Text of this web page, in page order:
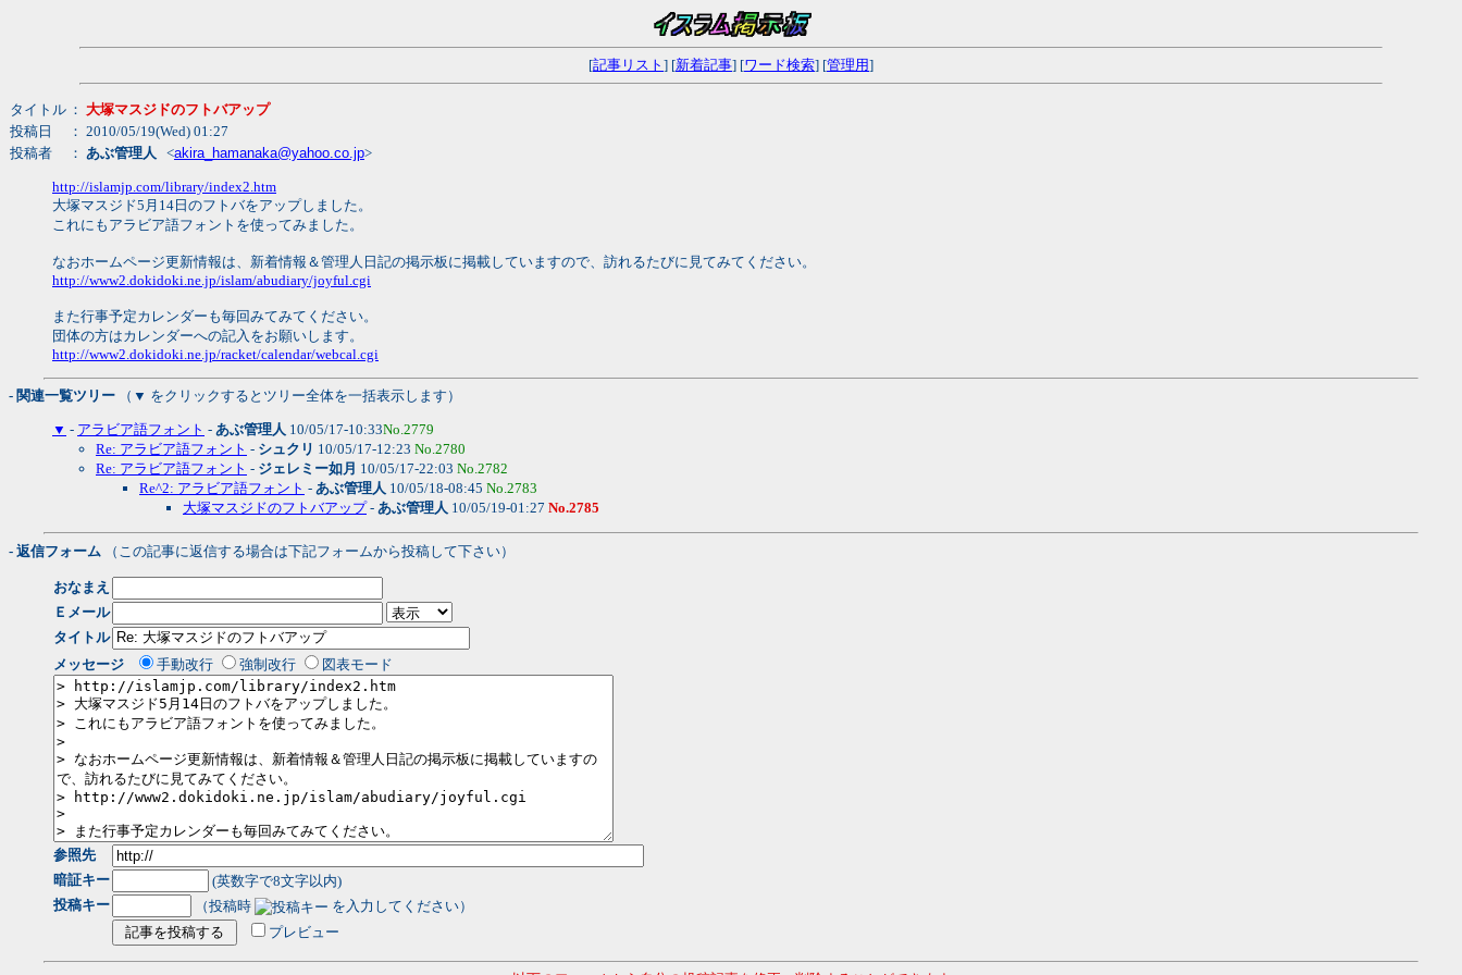
[記事リスト ] [新着記事] [ワード検索] [管理用]
タイトル ： 大塚マスジドのフトバアップ
投稿日
： 2010/05/19(Wed) 01:27
投稿者
： あぶ管理人 <akira_hamanaka@yahoo.co.jp>
http://islamjp.com/library/index2.htm
大塚マスジド5月14日のフトバをアップしました。
これにもアラビア語フォントを使ってみました。
なおホームページ更新情報は、新着情報＆管理人日記の掲示板に掲載していますので、訪れるたびに見てみてください。
http://www2.dokidoki.ne.jp/islam/abudiary/joyful.cgi
また行事予定カレンダーも毎回みてみてください。
団体の方はカレンダーへの記入をお願いします。
http://www2.dokidoki.ne.jp/racket/calendar/webcal.cgi
- 関連一覧ツリー （▼ をクリックするとツリー全体を一括表示します）
▼ - アラビア語フォント - あぶ管理人 10/05/17-10:33No.2779
Re: アラビア語フォント - シュクリ 10/05/17-12:23 No.2780
Re: アラビア語フォント - ジェレミー如月 10/05/17-22:03 No.2782
Re^2: アラビア語フォント - あぶ管理人 10/05/18-08:45 No.2783
大塚マスジドのフトバアップ- あぶ管理人 10/05/19-01:27 No.2785
- 返信フォーム （この記事に返信する場合は下記フォームから投稿して下さい）
おなまえ
Ｅメール
タイトル
メッセージ
手動改行 強制改行 図表モード
参照先
暗証キー
(英数字で8文字以内)
投稿キー
（投稿時
を入力してください）
プレビュー